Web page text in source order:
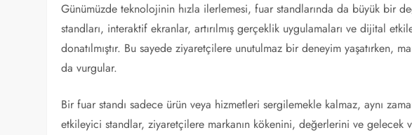
Günümüzde teknolojinin hızla ilerlemesi, fuar standlarında da büyük bir
standları, interaktif ekranlar, artırılmış gerçeklik uygulamaları ve dijital
donatılmıştır. Bu sayede ziyaretçilere unutulmaz bir deneyim yaşatırken,
da vurgular.
Bir fuar standı sadece ürün veya hizmetleri sergilemekle kalmaz, aynı
etkileyici standlar, ziyaretçilere markanın kökenini, değerlerini ve gelecek